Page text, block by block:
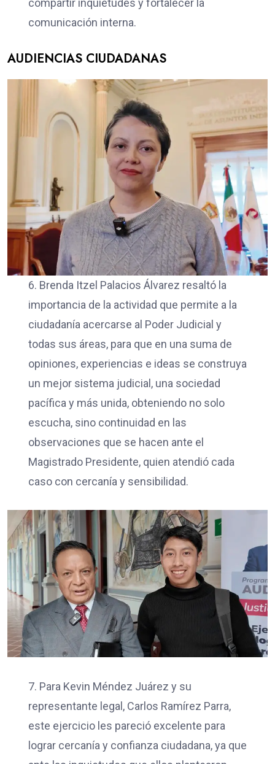
comunicación interna.
AUDIENCIAS CIUDADANAS
6. Brenda Itzel Palacios Álvarez resaltó la
importancia de la actividad que permite a la
ciudadanía acercarse al Poder Judicial y
todas sus áreas, para que en una suma de
opiniones, experiencias e ideas se construya
un mejor sistema judicial, una sociedad
pacífica y más unida, obteniendo no solo
escucha, sino continuidad en las
observaciones que se hacen ante el
Magistrado Presidente, quien atendió cada
caso con cercanía y sensibilidad.
7. Para Kevin Méndez Juárez y su
representante legal, Carlos Ramírez Parra,
este ejercicio les pareció excelente para
lograr cercanía y confianza ciudadana, ya que